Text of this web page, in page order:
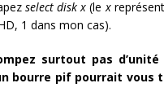
select disk x (lex
1 dans mon cas).
surtout pas d’unité
bourre pif pourrait vous